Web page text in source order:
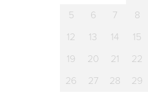
5
6 7 8
12
13 14 15
19
20 21 22
26
27 28 29